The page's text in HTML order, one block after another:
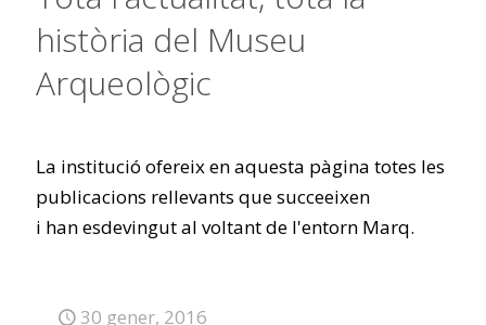
història del Museu
Arqueològic
La institució ofereix en aquesta pàgina totes les
publicacions rellevants que succeeixen
i han esdevingut al voltant de l'entorn Marq.
30 gener, 2016